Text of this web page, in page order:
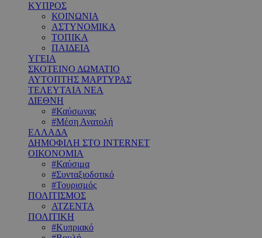
ΚΥΠΡΟΣ
ΚΟΙΝΩΝΙΑ
ΑΣΤΥΝΟΜΙΚΑ
ΤΟΠΙΚΑ
ΠΑΙΔΕΙΑ
ΥΓΕΙΑ
ΣΚΟΤΕΙΝΟ ΔΩΜΑΤΙΟ
ΑΥΤΟΠΤΗΣ ΜΑΡΤΥΡΑΣ
ΤΕΛΕΥΤΑΙΑ ΝΕΑ
ΔΙΕΘΝΗ
#Καύσωνας
#Μέση Ανατολή
ΕΛΛΑΔΑ
ΔΗΜΟΦΙΛΗ ΣΤΟ INTERNET
ΟΙΚΟΝΟΜΙΑ
#Καύσιμα
#Συνταξιοδοτικό
#Τουρισμός
ΠΟΛΙΤΙΣΜΟΣ
ΑΤΖΕΝΤΑ
ΠΟΛΙΤΙΚΗ
#Κυπριακό